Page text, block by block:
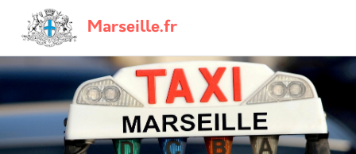
Marseille.fr
Navigation principale
Panneau de gestion des cookies